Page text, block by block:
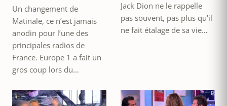
Un changement de
Matinale, ce n’est jamais
anodin pour l’une des
principales radios de
France. Europe 1 a fait un
gros coup lors du…
Jack Dion ne le rappelle
pas souvent, pas plus qu'il
ne fait étalage de sa vie…